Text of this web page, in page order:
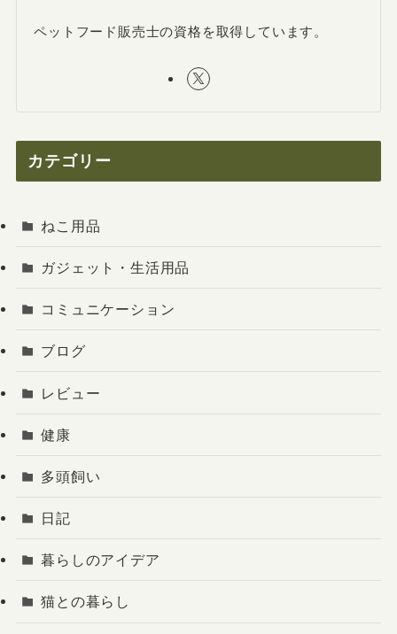
ペットフード販売士の資格を取得しています。
カテゴリー
ねこ用品
ガジェット・生活用品
コミュニケーション
ブログ
レビュー
健康
多頭飼い
日記
暮らしのアイデア
猫との暮らし